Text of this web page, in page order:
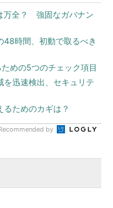
万全？ 強固なガバナン
48時間、初動で取るべき
めの5つのチェック項目
を迅速検出、セキュリテ
ためのカギは？
by